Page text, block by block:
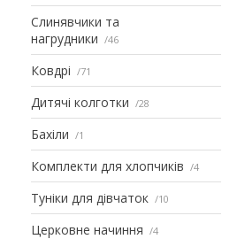
Слинявчики та
нагрудники
46
Ковдрі 71
Дитячі колготки 28
Бахіли 1
Комплекти для хлопчиків 4
Туніки для дівчаток 10
Церковне начиння 4